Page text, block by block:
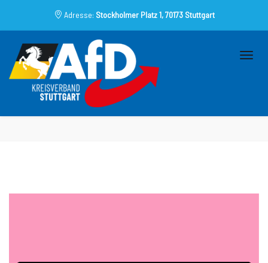
Adresse: Stockholmer Platz 1, 70173 Stuttgart